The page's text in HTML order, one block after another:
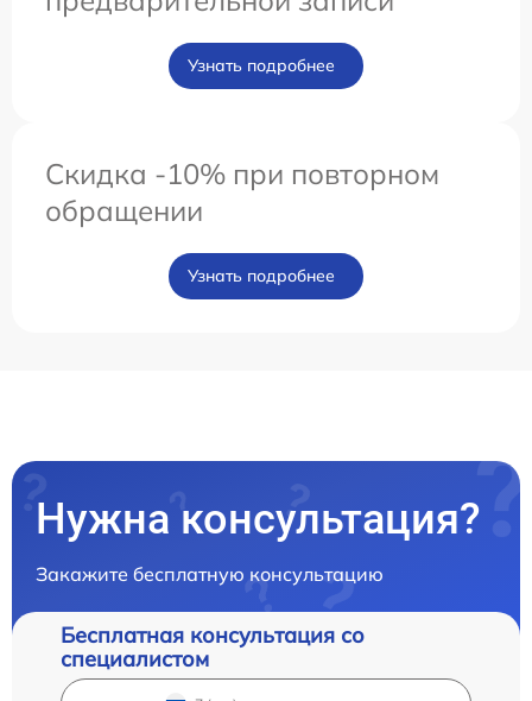
Узнать подробнее
Скидка -10% при повторном
обращении
Узнать подробнее
Нужна консультация?
Закажите бесплатную консультацию
Бесплатная консультация со
специалистом